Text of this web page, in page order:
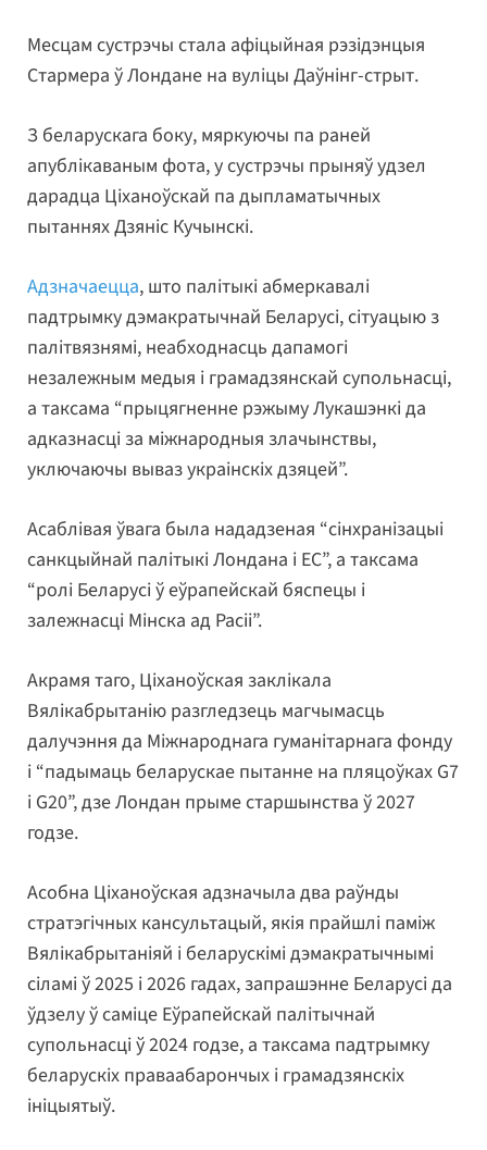
Месцам сустрэчы стала афіцыйная рэзідэнцыя
Стармера ў Лондане на вуліцы Даўнінг-стрыт.
З беларускага боку, мяркуючы па раней
апублікаваным фота, у сустрэчы прыняў удзел
дарадца Ціханоўскай па дыпламатычных
пытаннях Дзяніс Кучынскі.
Адзначаецца, што палітыкі абмеркавалі
падтрымку дэмакратычнай Беларусі, сітуацыю з
палітвязнямі, неабходнасць дапамогі
незалежным медыя і грамадзянскай супольнасці,
а таксама “прыцягненне рэжыму Лукашэнкі да
адказнасці за міжнародныя злачынствы,
уключаючы вываз украінскіх дзяцей”.
Асаблівая ўвага была нададзеная “сінхранізацыі
санкцыйнай палітыкі Лондана і ЕС”, а таксама
“ролі Беларусі ў еўрапейскай бяспецы і
залежнасці Мінска ад Расіі”.
Акрамя таго, Ціханоўская заклікала
Вялікабрытанію разгледзець магчымасць
далучэння да Міжнароднага гуманітарнага фонду
і “падымаць беларускае пытанне на пляцоўках G7
і G20”, дзе Лондан прыме старшынства ў 2027
годзе.
Асобна Ціханоўская адзначыла два раўнды
стратэгічных кансультацый, якія прайшлі паміж
Вялікабрытаніяй і беларускімі дэмакратычнымі
сіламі ў 2025 і 2026 гадах, запрашэнне Беларусі да
ўдзелу ў саміце Еўрапейскай палітычнай
супольнасці ў 2024 годзе, а таксама падтрымку
беларускіх праваабарончых і грамадзянскіх
ініцыятыў.